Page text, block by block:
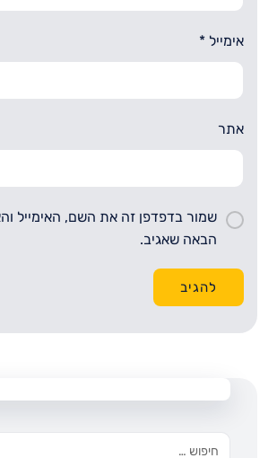
אימייל*
אתר
שמור בדפדפן זה את השם, האימייל
הבאה שאגיב.
להגיב